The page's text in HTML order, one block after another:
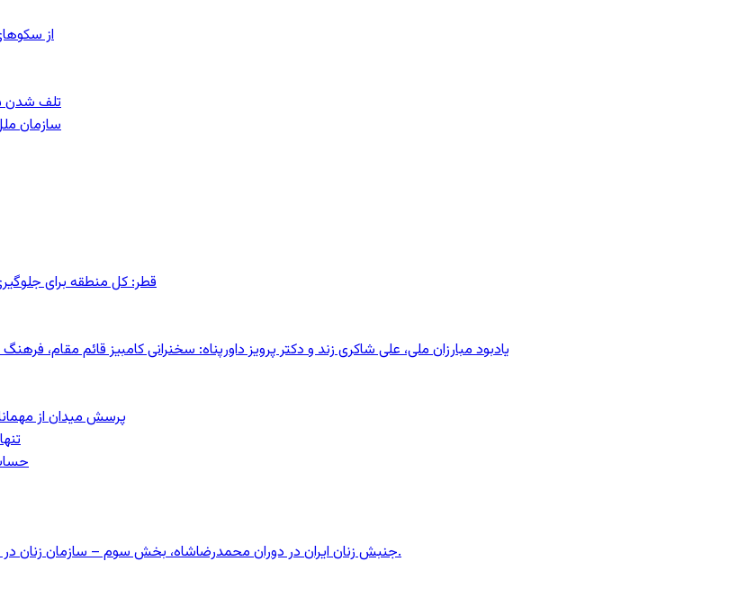
از
تلف شدن ۷۵ هزار قطعه ماهی در رودخانه مسقان شیراز بر اثر ورود شورابه فوق‌اشباع
سازمان
قطر: کل منطقه برای
یادبود مبارزان ملی، علی شاکری زند و دکتر پرویز داورپناه: سخنرانی کامبیز قائم
پرسش میدان از مهمانان
جنبش زنان ایران در دوران محمدرضاشاه، بخش سوم – سازمان زنان در کنترل مردان! پس از کودتای ۱۳۳۲ دولت کنترل سازمان زنان را بدست گرفت.